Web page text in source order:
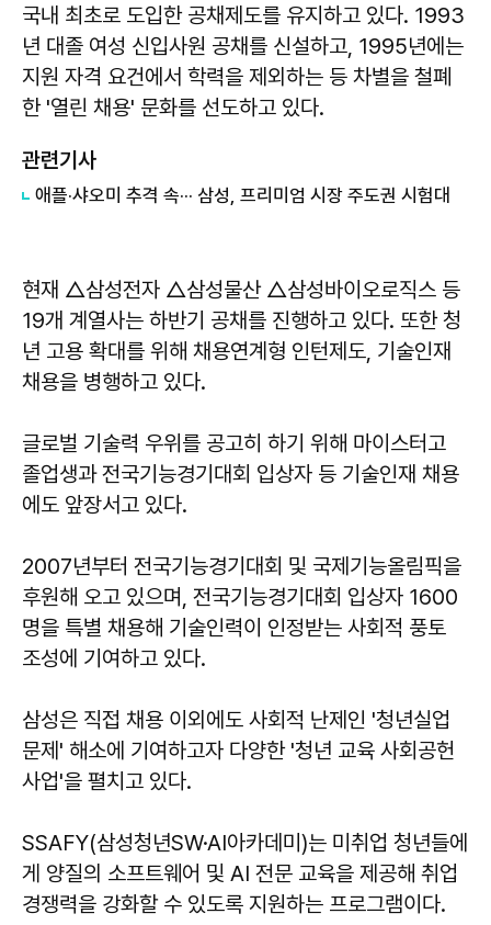
국내 최초로 도입한 공채제도를 유지하고 있다. 1993
년 대졸 여성 신입사원 공채를 신설하고, 1995년에는
지원 자격 요건에서 학력을 제외하는 등 차별을 철폐
한 '열린 채용' 문화를 선도하고 있다.
관련기사
애플·샤오미 추격 속··· 삼성, 프리미엄 시장 주도권 시험대
현재 △삼성전자 △삼성물산 △삼성바이오로직스 등
19개 계열사는 하반기 공채를 진행하고 있다. 또한 청
년 고용 확대를 위해 채용연계형 인턴제도, 기술인재
채용을 병행하고 있다.
글로벌 기술력 우위를 공고히 하기 위해 마이스터고
졸업생과 전국기능경기대회 입상자 등 기술인재 채용
에도 앞장서고 있다.
2007년부터 전국기능경기대회 및 국제기능올림픽을
후원해 오고 있으며, 전국기능경기대회 입상자 1600
명을 특별 채용해 기술인력이 인정받는 사회적 풍토
조성에 기여하고 있다.
삼성은 직접 채용 이외에도 사회적 난제인 '청년실업
문제' 해소에 기여하고자 다양한 '청년 교육 사회공헌
사업'을 펼치고 있다.
SSAFY(삼성청년SW·AI아카데미)는 미취업 청년들에
게 양질의 소프트웨어 및 AI 전문 교육을 제공해 취업
경쟁력을 강화할 수 있도록 지원하는 프로그램이다.